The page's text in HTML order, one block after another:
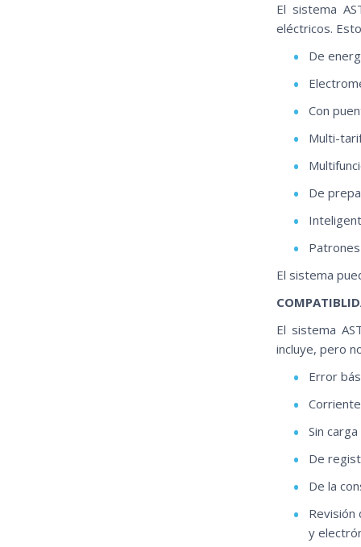
El sistema
eléctricos.
De
Con
Multi-
De
El sistema
El sistema
incluye, pero
Error
Sin
De
De la
y